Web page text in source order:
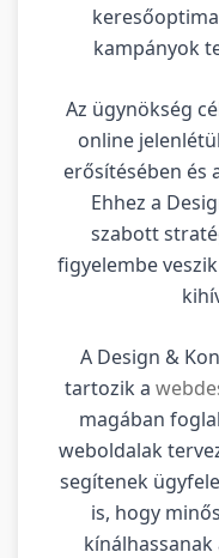
kampányok
Az ügynökség
online
erősítésében és
Ehhez a
szabott
figyelembe
A Design &
tartozik a
magában
weboldalak
segítenek
is, hogy